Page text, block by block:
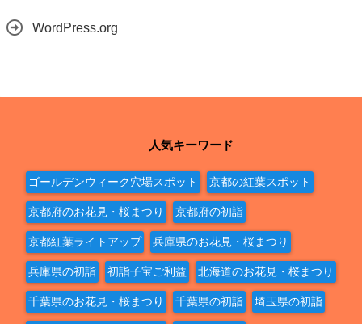
WordPress.org
人気キーワード
ゴールデンウィーク穴場スポット 京都の紅葉スポット
京都府のお花見・桜まつり 京都府の初詣
京都紅葉ライトアップ 兵庫県のお花見・桜まつり
兵庫県の初詣 初詣子宝ご利益 北海道のお花見・桜まつり
千葉県のお花見・桜まつり 千葉県の初詣 埼玉県の初詣